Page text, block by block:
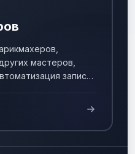
мастеров,
записи